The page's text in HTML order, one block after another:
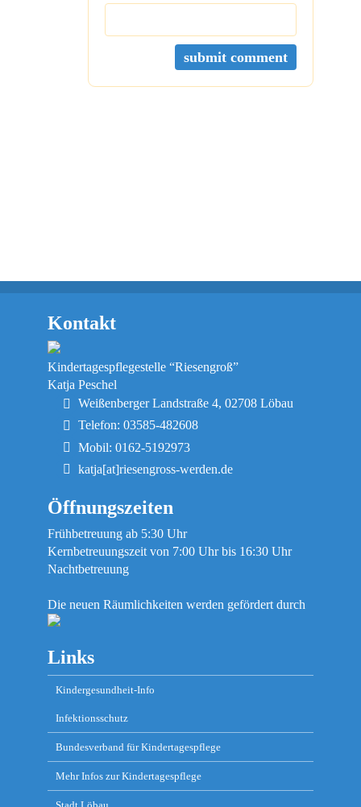
Kontakt
Kindertagespflegestelle “Riesengroß”
Katja Peschel
Weißenberger Landstraße 4, 02708 Löbau
Telefon: 03585-482608
Mobil: 0162-5192973
katja[at]riesengross-werden.de
Öffnungszeiten
Frühbetreuung ab 5:30 Uhr
Kernbetreuungszeit von 7:00 Uhr bis 16:30 Uhr
Nachtbetreuung
Die neuen Räumlichkeiten werden gefördert durch
Links
Kindergesundheit-Info
Infektionsschutz
Bundesverband für Kindertagespflege
Mehr Infos zur Kindertagespflege